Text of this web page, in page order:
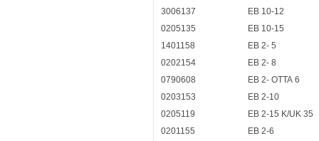
3006137
EB 10-12
0205135
EB 10-15
1401158
EB 2- 5
0202154
EB 2- 8
0790608
EB 2- OTTA 6
0203153
EB 2-10
0205119
EB 2-15 K/UK 35
0201155
EB 2-6